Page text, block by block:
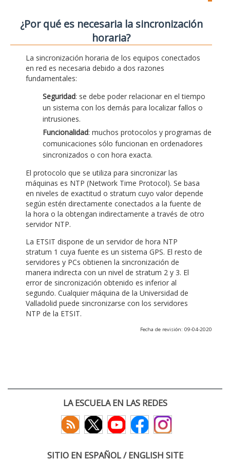
¿Por qué es necesaria la sincronización
horaria?
La sincronización horaria de los equipos conectados
en red es necesaria debido a dos razones
fundamentales:
Seguridad: se debe poder relacionar en el tiempo
un sistema con los demás para localizar fallos o
intrusiones.
Funcionalidad: muchos protocolos y programas de
comunicaciones sólo funcionan en ordenadores
sincronizados o con hora exacta.
El protocolo que se utiliza para sincronizar las
máquinas es NTP (Network Time Protocol). Se basa
en niveles de exactitud o stratum cuyo valor depende
según estén directamente conectados a la fuente de
la hora o la obtengan indirectamente a través de otro
servidor NTP.
La ETSIT dispone de un servidor de hora NTP
stratum 1 cuya fuente es un sistema GPS. El resto de
servidores y PCs obtienen la sincronización de
manera indirecta con un nivel de stratum 2 y 3. El
error de sincronización obtenido es inferior al
segundo. Cualquier máquina de la Universidad de
Valladolid puede sincronizarse con los servidores
NTP de la ETSIT.
Fecha de revisión: 09-04-2020
LA ESCUELA EN LAS REDES
SITIO EN ESPAÑOL / ENGLISH SITE